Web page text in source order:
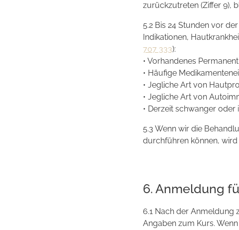
zurückzutreten (Ziffer 9),
5.2 Bis 24 Stunden vor
Indikationen,
707 333):
• Vorhandenes
• Häufige
• Jegliche Art von
• Jegliche Art von
• Derzeit schwanger oder
5.3 Wenn wir die
durchführen können,
6. Anmeldung
6.1 Nach der Anmeldung
Angaben zum Kurs.